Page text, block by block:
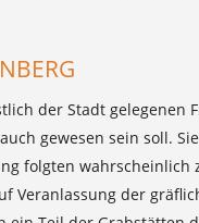
der Stadt gelegenen
gewesen sein soll.
folgten wahrscheinlich
Veranlassung der